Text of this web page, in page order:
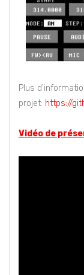
Plus
projet: https://
Vidéo de